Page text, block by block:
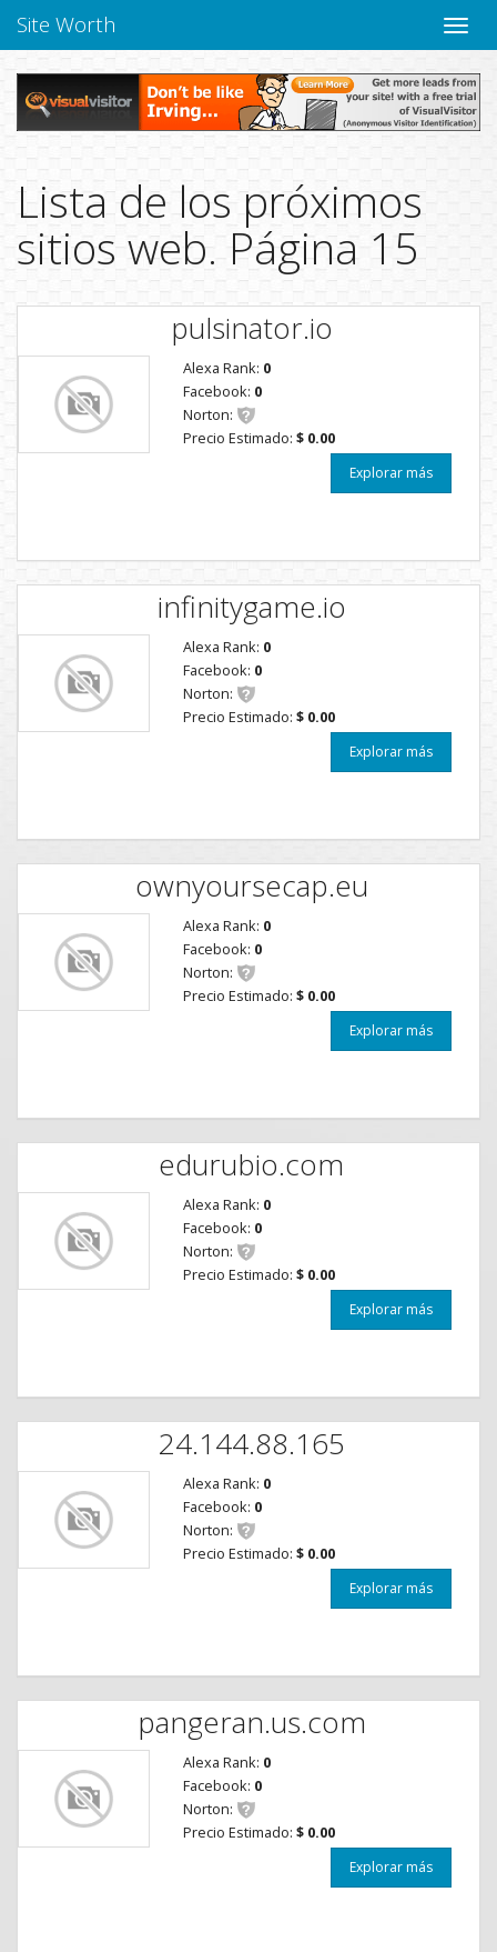
Site Worth
Lista de los próximos
sitios web. Página 15
pulsinator.io
Alexa Rank: 0
Facebook: 0
Norton:
Precio Estimado: $ 0.00
Explorar más
infinitygame.io
Alexa Rank: 0
Facebook: 0
Norton:
Precio Estimado: $ 0.00
Explorar más
ownyoursecap.eu
Alexa Rank: 0
Facebook: 0
Norton:
Precio Estimado: $ 0.00
Explorar más
edurubio.com
Alexa Rank: 0
Facebook: 0
Norton:
Precio Estimado: $ 0.00
Explorar más
24.144.88.165
Alexa Rank: 0
Facebook: 0
Norton:
Precio Estimado: $ 0.00
Explorar más
pangeran.us.com
Alexa Rank: 0
Facebook: 0
Norton:
Precio Estimado: $ 0.00
Explorar más